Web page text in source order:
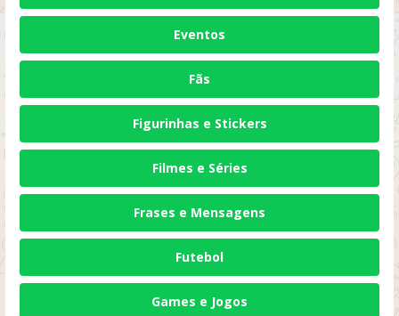
Eventos
Fãs
Figurinhas e Stickers
Filmes e Séries
Frases e Mensagens
Futebol
Games e Jogos